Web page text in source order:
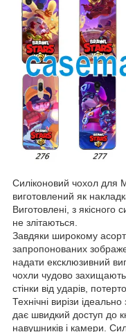
Силіконовий чохол для
виготовлений як
Виготовлені, з якісного
не злітаються.
Завдяки широкому
запропонованих
надати ексклюзивний
чохли чудово
стінки від ударів,
Технічні вирізи
дає швидкий доступ до
навушників і камери.